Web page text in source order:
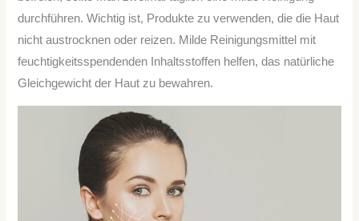
durchführen. Wichtig ist, Produkte zu verwenden, die die Haut
nicht austrocknen oder reizen. Milde Reinigungsmittel mit
feuchtigkeitsspendenden Inhaltsstoffen helfen, das natürliche
Gleichgewicht der Haut zu bewahren.